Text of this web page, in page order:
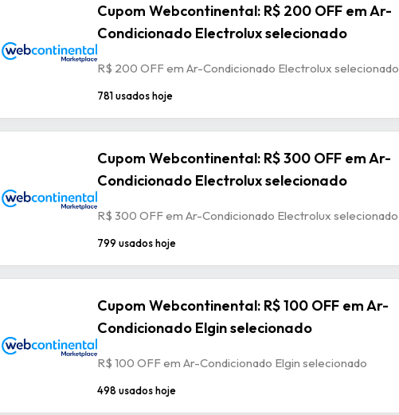
Cupom Webcontinental: R$ 200 OFF em Ar-
Condicionado Electrolux selecionado
R$ 200 OFF em Ar-Condicionado Electrolux selecionado
781 usados hoje
Cupom Webcontinental: R$ 300 OFF em Ar-
Condicionado Electrolux selecionado
R$ 300 OFF em Ar-Condicionado Electrolux selecionado
799 usados hoje
Cupom Webcontinental: R$ 100 OFF em Ar-
Condicionado Elgin selecionado
R$ 100 OFF em Ar-Condicionado Elgin selecionado
498 usados hoje